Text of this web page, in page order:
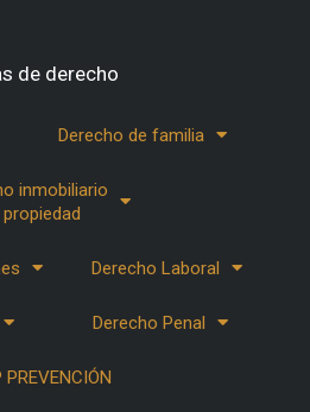
de derecho
Derecho de familia
inmobiliario
Derecho Laboral
Derecho Penal
PREVENCIÓN